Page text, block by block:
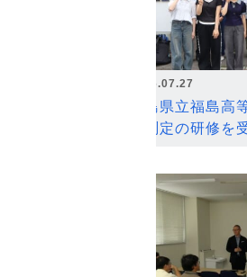
2026.07.27
福島県立福島高
ン測定の研修を